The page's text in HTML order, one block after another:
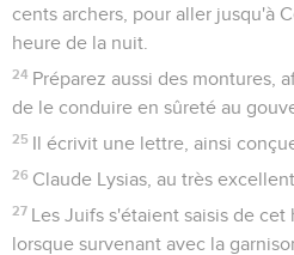
cents archers, pour aller jusqu'à
heure de la nuit.
24 Préparez aussi des montures,
de le conduire en sûreté au
25 Il écrivit une lettre, ainsi
26 Claude Lysias, au très
27 Les Juifs s'étaient saisis de
lorsque survenant avec la